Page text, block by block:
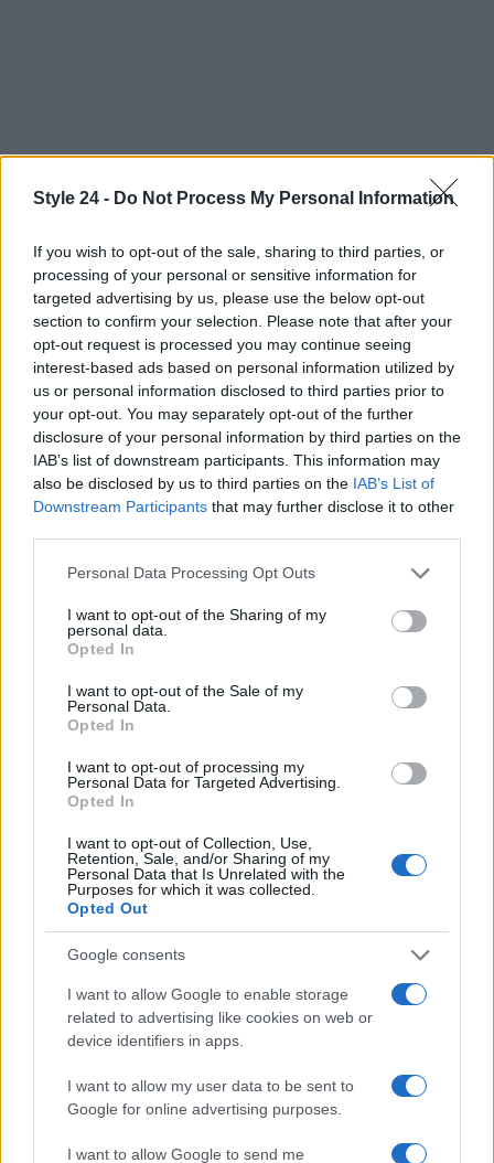
Style 24 - Do Not Process My Personal Information
If you wish to opt-out of the sale, sharing to third parties, or
processing of your personal or sensitive information for
targeted advertising by us, please use the below opt-out
section to confirm your selection. Please note that after your
opt-out request is processed you may continue seeing
interest-based ads based on personal information utilized by
us or personal information disclosed to third parties prior to
your opt-out. You may separately opt-out of the further
disclosure of your personal information by third parties on the
IAB’s list of downstream participants. This information may
also be disclosed by us to third parties on the IAB’s List of
Downstream Participants that may further disclose it to other
Please note that this website/app uses one or more Google
not limited to your visit or usage behaviour. You may click to
grant or deny consent to Google and its third-party tags to
use your data for below specified purposes in below Google
consent section.
Personal Data Processing Opt Outs
I want to opt-out of the Sharing of my
personal data.
Opted In
I want to opt-out of the Sale of my
Personal Data.
Opted In
I want to opt-out of processing my
Personal Data for Targeted Advertising.
Opted In
I want to opt-out of Collection, Use,
Retention, Sale, and/or Sharing of my
Personal Data that Is Unrelated with the
Purposes for which it was collected.
Opted Out
Google consents
I want to allow Google to enable storage
related to advertising like cookies on web or
device identifiers in apps.
I want to allow my user data to be sent to
Google for online advertising purposes.
I want to allow Google to send me
Continua a leggere
LIFESTYLE
Francisco
Matteo Pellegrino · 6 Ago 2026
LIFESTYLE